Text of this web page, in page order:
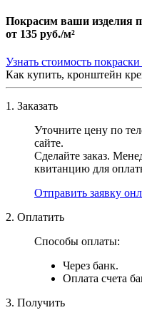
Покрасим ваши изделия
от 135 руб./м²
Узнать стоимость покраски
Как купить, кронштейн
1. Заказать
Уточните цену по
сайте.
Сделайте заказ.
квитанцию для
Отправить заявку
2. Оплатить
Способы оплаты:
Через банк.
Оплата счета
3. Получить